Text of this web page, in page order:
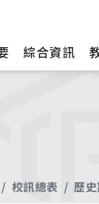
綜合資訊
校訊總表 歷